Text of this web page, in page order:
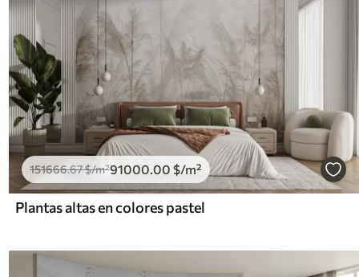
151666.67$/m²91000.00 $/m²
Plantas altas en colores pastel